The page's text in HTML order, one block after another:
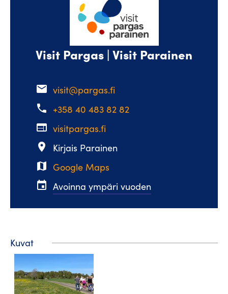
Visit Pargas | Visit Parainen
email visit@pargas.fi
phone +358 40 483 82 82
web visitpargas.fi
place
Kirjais Parainen
map Google Maps
event Avoinna ympäri vuoden
Kuvat